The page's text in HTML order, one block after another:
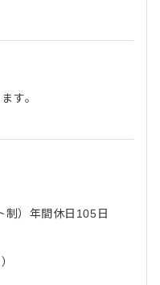
す。
）年間休日105日